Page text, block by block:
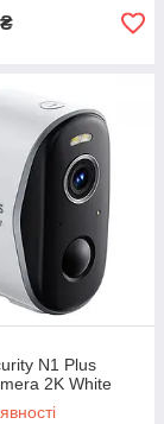
₴
N1 Plus
2K White